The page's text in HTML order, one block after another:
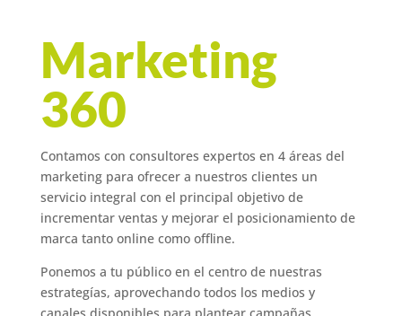
Marketing
360
Contamos con consultores expertos en 4 áreas del
marketing para ofrecer a nuestros clientes un
servicio integral con el principal objetivo de
incrementar ventas y mejorar el posicionamiento de
marca tanto online como offline.
Ponemos a tu público en el centro de nuestras
estrategías, aprovechando todos los medios y